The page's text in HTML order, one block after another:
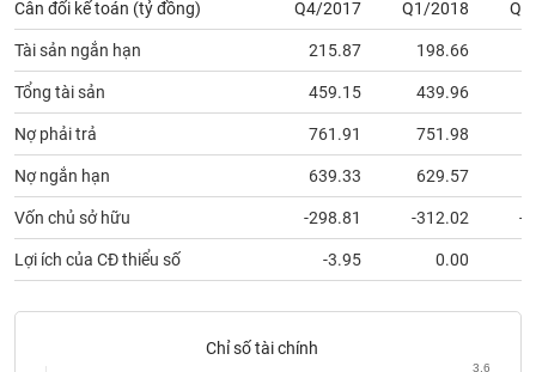
Cân đối kế toán (tỷ đồng) Q4/2017 Q1/2018
Tài sản ngắn hạn 215.87 198.66
Tổng tài sản 459.15 439.96
Nợ phải trả 761.91 751.98
Nợ ngắn hạn 639.33 629.57
Vốn chủ sở hữu -298.81 -312.02 -
Lợi ích của CĐ thiểu số -3.95 0.00
Chỉ số tài chính
3.6
phân
tích
(-)
Thuật
ngữ
(-)
Dịch
vụ
(-)